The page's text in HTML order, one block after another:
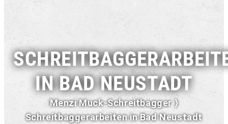
IN BAD NEUSTADT
Menzi Muck-Schreitbagger⟩
Schreitbaggerarbeiten in Bad Neustadt